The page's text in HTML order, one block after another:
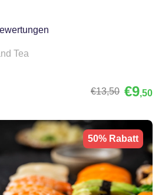
Tea
€13,50 €9,50
50% Rabatt